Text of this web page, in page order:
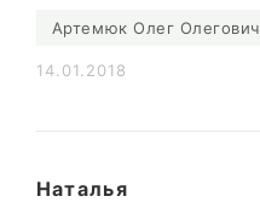
Артемюк Олег Олегович
14.01.2018
Наталья